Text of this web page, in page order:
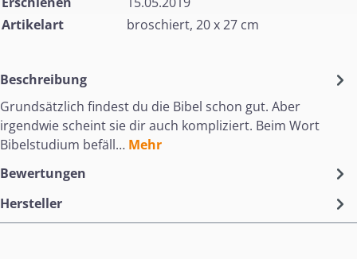
Artikelart
broschiert, 20 x 27 cm
Beschreibung
Grundsätzlich findest du die Bibel schon gut. Aber
irgendwie scheint sie dir auch kompliziert. Beim Wort
Bibelstudium befäll… Mehr
Bewertungen
Hersteller